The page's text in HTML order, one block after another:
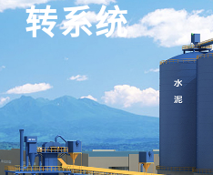
转系统
转系统
转系统
转系统